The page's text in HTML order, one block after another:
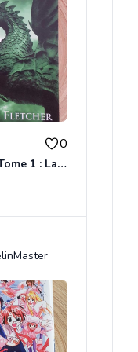
0
Stoneheart, Tome 1 : La Malédiction de pierre